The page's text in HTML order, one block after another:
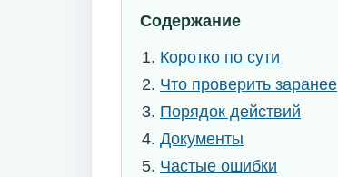
Содержание
Коротко по сути
Что проверить заранее
Порядок действий
Документы
Частые ошибки